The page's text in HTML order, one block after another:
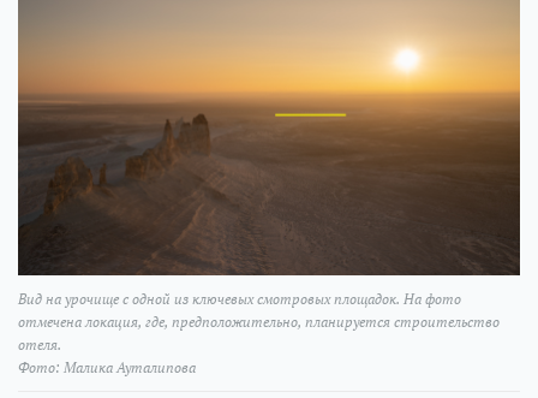
Вид на урочище с одной из ключевых смотровых площадок. На фото
отмечена локация, где, предположительно, планируется строительство
отеля.
Фото: Малика Ауталипова